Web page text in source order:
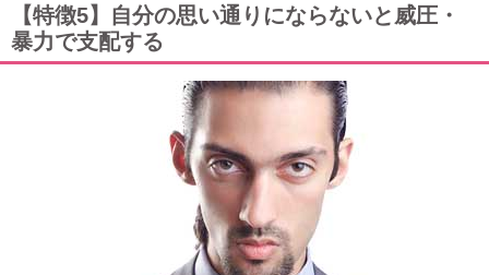
【特徴5】自分の思い通りにならないと威圧・
暴力で支配する